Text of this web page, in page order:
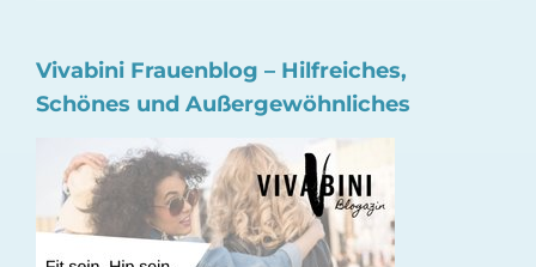
Vivabini Frauenblog – Hilfreiches,
Schönes und Außergewöhnliches